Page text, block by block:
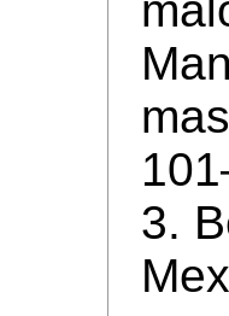
3.